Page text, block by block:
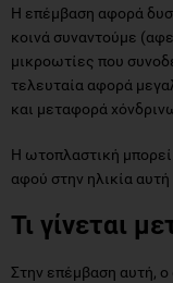
Η επέμβαση αφορά
κοινά συναντούμε
μικροωτίες που
τελευταία αφορά
και μεταφορά
Η ωτοπλαστική μπορεί
αφού στην ηλικία
Τι γίνεται
Στην επέμβαση αυτή, ο